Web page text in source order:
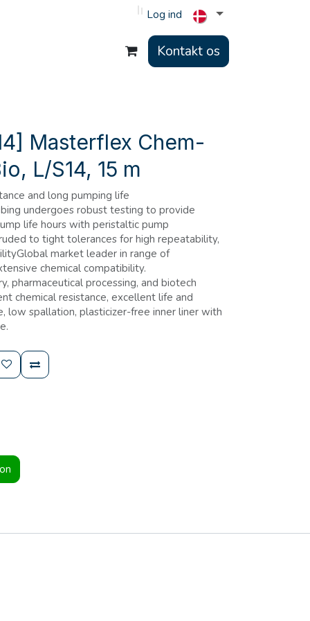
Log ind
Kontakt os
Masterflex Chem-
L/S14, 15 m
and long pumping life
undergoes robust testing to provide
life hours with peristaltic pump
to tight tolerances for high repeatability,
market leader in range of
chemical compatibility.
pharmaceutical processing, and biotech
chemical resistance, excellent life and
low spallation, plasticizer-free inner liner with